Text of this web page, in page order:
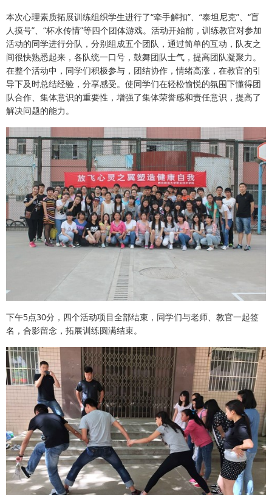
本次心理素质拓展训练组织学生进行了“牵手解扣”、“泰坦尼克”、“盲
人摸号”、“杯水传情”等四个团体游戏。活动开始前，训练教官对参加
活动的同学进行分队，分别组成五个团队，通过简单的互动，队友之
间很快熟悉起来，各队统一口号，鼓舞团队士气，提高团队凝聚力。
在整个活动中，同学们积极参与，团结协作，情绪高涨，在教官的引
导下及时总结经验，分享感受。使同学们在轻松愉悦的氛围下懂得团
队合作、集体意识的重要性，增强了集体荣誉感和责任意识，提高了
解决问题的能力。
下午5点30分，四个活动项目全部结束，同学们与老师、教官一起签
名，合影留念，拓展训练圆满结束。